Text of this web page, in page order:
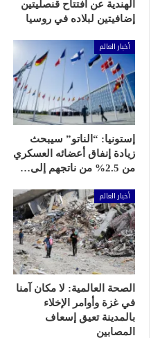
الهندية عن افتتاح قنصليتين
إضافيتين لبلاده في روسيا
أخبار العالم
إستونيا: “الناتو” سيبحث
زيادة إنفاق أعضائه العسكري
من 2.5% من ناتجهم إلى…
أخبار العالم
الصحة العالمية: لا مكان آمنا
في غزة وأوامر الإخلاء
بالمدينة تعيق إسعاف
المصابين